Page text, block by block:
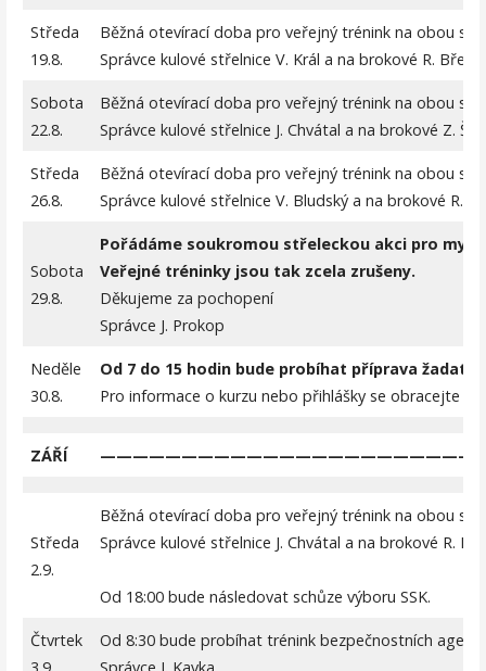
Středa
19.8.
Běžná otevírací doba pro veřejný trénink na obou
Správce kulové střelnice V. Král a na brokové R.
Sobota
22.8.
Běžná otevírací doba pro veřejný trénink na obou
Správce kulové střelnice J. Chvátal a na brokové Z.
Středa
26.8.
Běžná otevírací doba pro veřejný trénink na obou
Správce kulové střelnice V. Bludský a na brokové R.
Sobota
29.8.
Pořádáme soukromou střeleckou akci pro
Veřejné tréninky jsou tak zcela zrušeny.
Děkujeme za pochopení
Správce J. Prokop
Neděle
30.8.
Od 7 do 15 hodin bude probíhat příprava
Pro informace o kurzu nebo přihlášky se obracejte na
ZÁŘÍ
Středa
2.9.
Běžná otevírací doba pro veřejný trénink na obou
Správce kulové střelnice J. Chvátal a na brokové R.
Od 18:00 bude následovat schůze výboru SSK.
Čtvrtek
3.9.
Od 8:30 bude probíhat trénink bezpečnostních
Správce J. Kavka